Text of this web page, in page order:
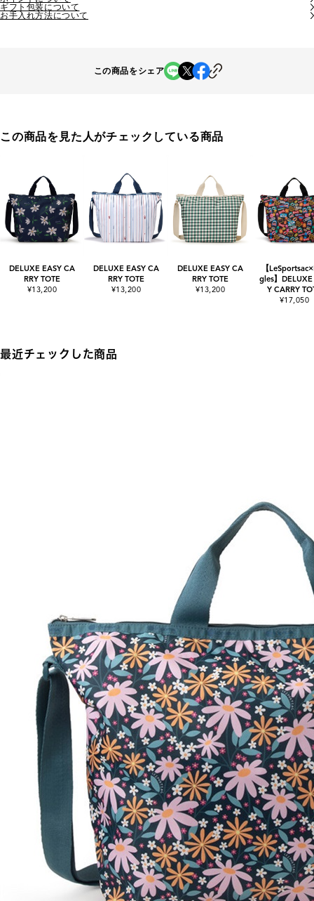
ギフト包装について
お手入れ方法について
この商品をシェア
この商品を見た人がチェックしている商品
DELUXE EASY CA
RRY TOTE
¥13,200
DELUXE EASY CA
RRY TOTE
¥13,200
DELUXE EASY CA
RRY TOTE
¥13,200
【
gles】DELUXE
Y CARRY
¥17,050
最近チェックした商品